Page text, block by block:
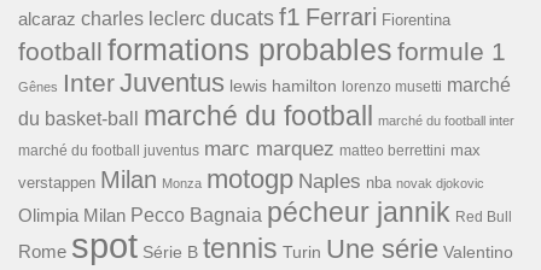
alcaraz charles leclerc ducats f1 Ferrari Fiorentina
football formations probables formule 1
Gênes InterJuventus lewis hamilton lorenzo musetti marché
du basket-ball
marché du football marché du football inter
marché du football juventus marc marquez matteo berrettini max
verstappen Milan Monza motogp Naples nba novak djokovic
Olimpia Milan Pecco Bagnaia pécheur jannik Red Bull
Rome spot Série B tennis Turin Une série Valentino